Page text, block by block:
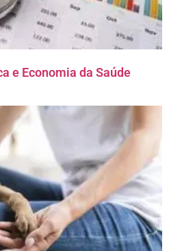
e Economia da Saúde